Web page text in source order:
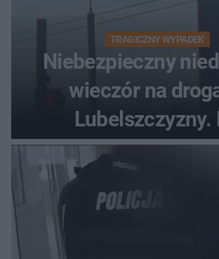
TRAGICZNY WYPADEK
Niebezpieczny
wieczór na
Lubelszczyzny.
nieudanym
wyprzedzania
kierowca auta